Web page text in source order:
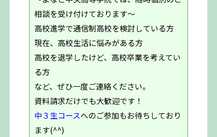
相談を受け付けております～
高校進学で通信制高校を検討している方
現在、高校生活に悩みがある方
高校を退学したけど、高校卒業を考えてい
る方
など、ぜひ一度ご連絡ください。
資料請求だけでも大歓迎です！
中３生コースへのご参加もお待ちしており
ます(^^)